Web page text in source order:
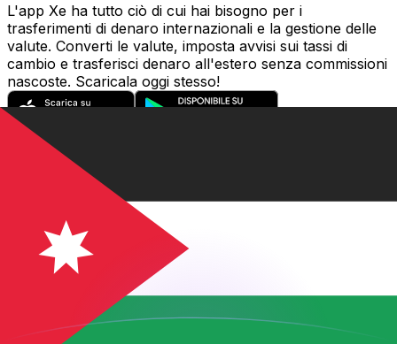
L'app Xe ha tutto ciò di cui hai bisogno per i
trasferimenti di denaro internazionali e la gestione delle
valute. Converti le valute, imposta avvisi sui tassi di
cambio e trasferisci denaro all'estero senza commissioni
nascoste. Scaricala oggi stesso!